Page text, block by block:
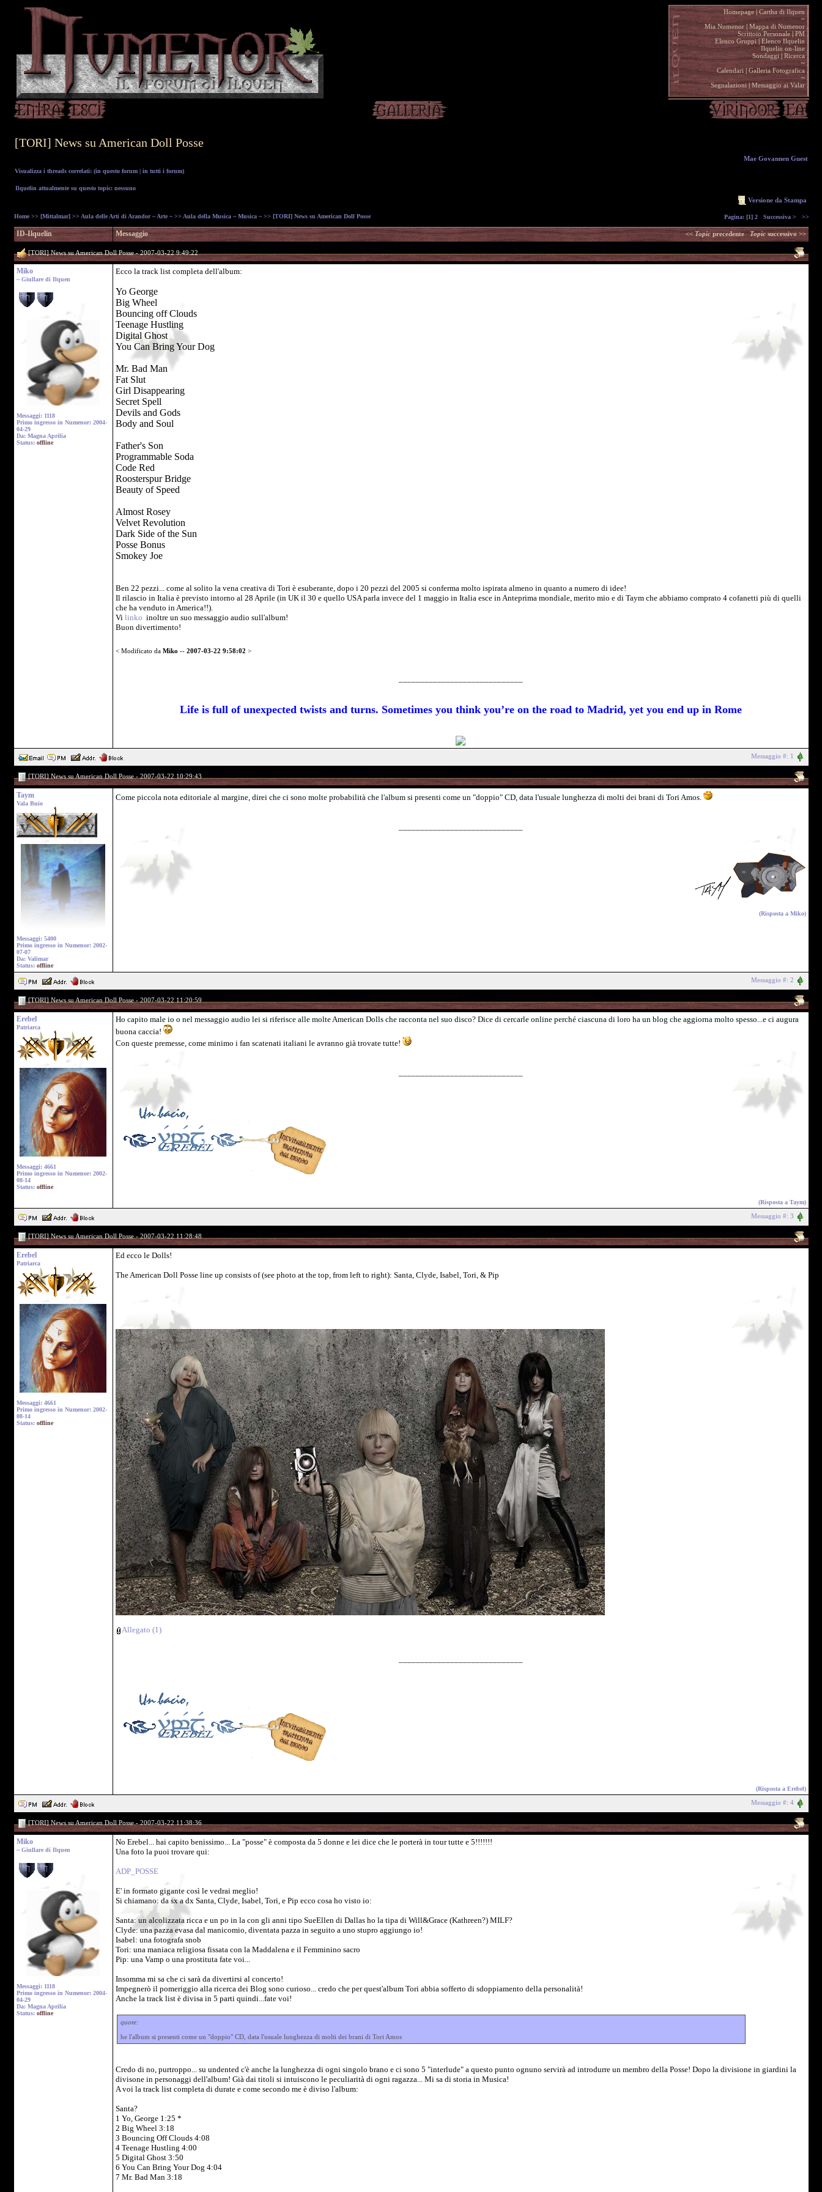
Homepage| Cartha di Ilquen .
~.
Mia Numenor | Mappa di Numenor .
Scrittoio Personale| PM .
Elenco Gruppi | Elenco Ilquelin .
Ilquelin on-line .
Sondaggi | Ricerca .
~.
Calendari | Galleria Fotografica .
~.
Segnalazioni| Messaggio ai Valar .
[TORI] News su American Doll Posse
Visualizza i threads correlati: (in questo forum| in tutti i forum)
Mae Govannen Guest
Ilquelin attualmente su questo topic: nessuno
Versione da Stampa
Home>> [Mittalmar]>> Aula delle Arti di Arandor ~ Arte ~>> Aula della Musica ~ Musica ~>> [TORI] News su American Doll Posse Pagina: [1] 2 Successiva > >>
ID-Ilquelin Messaggio << Topicprecedente Topicsuccessivo >>
[TORI] News su American Doll Posse - 2007-03-22 9:49:22
Miko
~ Giullare di Ilquen
Messaggi: 1118
Primo ingresso in Numenor: 2004-
04-29
Da: Magna Aprilia
Status: offline
Ecco la track list completa dell'album:
Yo George
Big Wheel
Bouncing off Clouds
Teenage Hustling
Digital Ghost
You Can Bring Your Dog
Mr. Bad Man
Fat Slut
Girl Disappearing
Secret Spell
Devils and Gods
Body and Soul
Father's Son
Programmable Soda
Code Red
Roosterspur Bridge
Beauty of Speed
Almost Rosey
Velvet Revolution
Dark Side of the Sun
Posse Bonus
Smokey Joe
Ben 22 pezzi... come al solito la vena creativa di Tori è esuberante, dopo i 20 pezzi del 2005 si conferma molto ispirata almeno in quanto a numero di idee!
Il rilascio in Italia è previsto intorno al 28 Aprile (in UK il 30 e quello USA parla invece del 1 maggio in Italia esce in Anteprima mondiale, merito mio e di Taym che abbiamo comprato 4 cofanetti più di quelli
che ha venduto in America!!).
Vi linko inoltre un suo messaggio audio sull'album!
Buon divertimento!
< Modificato da Miko -- 2007-03-22 9:58:02 >
Life is full of unexpected twists and turns. Sometimes you think you’re on the road to Madrid, yet you end up in Rome
Messaggio #: 1
[TORI] News su American Doll Posse - 2007-03-22 10:29:43
Taym
Vala Buio
Messaggi: 5400
Primo ingresso in Numenor: 2002-
07-07
Da: Valimar
Status: offline
Come piccola nota editoriale al margine, direi che ci sono molte probabilità che l'album si presenti come un "doppio" CD, data l'usuale lunghezza di molti dei brani di Tori Amos.
(Risposta a Miko)
Messaggio #: 2
[TORI] News su American Doll Posse - 2007-03-22 11:20:59
Erebel
Patriarca
Messaggi: 4661
Primo ingresso in Numenor: 2002-
08-14
Status: offline
Ho capito male io o nel messaggio audio lei si riferisce alle molte American Dolls che racconta nel suo disco? Dice di cercarle online perché ciascuna di loro ha un blog che aggiorna molto spesso...e ci augura
buona caccia!
Con queste premesse, come minimo i fan scatenati italiani le avranno già trovate tutte!
(Risposta a Taym)
Messaggio #: 3
[TORI] News su American Doll Posse - 2007-03-22 11:28:48
Erebel
Patriarca
Messaggi: 4661
Primo ingresso in Numenor: 2002-
08-14
Status: offline
Ed ecco le Dolls!
The American Doll Posse line up consists of (see photo at the top, from left to right): Santa, Clyde, Isabel, Tori, & Pip
Allegato (1)
(Risposta a Erebel)
Messaggio #: 4
[TORI] News su American Doll Posse - 2007-03-22 11:38:36
Miko
~ Giullare di Ilquen
Messaggi: 1118
Primo ingresso in Numenor: 2004-
04-29
Da: Magna Aprilia
Status: offline
No Erebel... hai capito benissimo... La "posse" è composta da 5 donne e lei dice che le porterà in tour tutte e 5!!!!!!!
Una foto la puoi trovare qui:
ADP_POSSE
E' in formato gigante così le vedrai meglio!
Si chiamano: da sx a dx Santa, Clyde, Isabel, Tori, e Pip ecco cosa ho visto io:
Santa: un alcolizzata ricca e un po in la con gli anni tipo SueEllen di Dallas ho la tipa di Will&Grace (Kathreen?) MILF?
Clyde: una pazza evasa dal manicomio, diventata pazza in seguito a uno stupro aggiungo io!
Isabel: una fotografa snob
Tori: una maniaca religiosa fissata con la Maddalena e il Femminino sacro
Pip: una Vamp o una prostituta fate voi...
Insomma mi sa che ci sarà da divertirsi al concerto!
Impegnerò il pomeriggio alla ricerca dei Blog sono curioso... credo che per quest'album Tori abbia sofferto di sdoppiamento della personalità!
Anche la track list è divisa in 5 parti quindi...fate voi!
quote:
he l'album si presenti come un "doppio" CD, data l'usuale lunghezza di molti dei brani di Tori Amos
Credo di no, purtroppo... su undented c'è anche la lunghezza di ogni singolo brano e ci sono 5 "interlude" a questo punto ognuno servirà ad introdurre un membro della Posse! Dopo la divisione in giardini la
divisone in personaggi dell'album! Già dai titoli si intuiscono le peculiarità di ogni ragazza... Mi sa di storia in Musica!
A voi la track list completa di durate e come secondo me è diviso l'album:
Santa?
1 Yo, George 1:25 *
2 Big Wheel 3:18
3 Bouncing Off Clouds 4:08
4 Teenage Hustling 4:00
5 Digital Ghost 3:50
6 You Can Bring Your Dog 4:04
7 Mr. Bad Man 3:18